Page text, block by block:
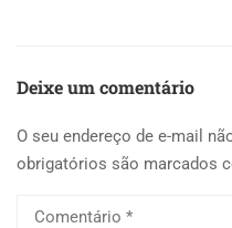
Deixe um comentário
O seu endereço de e-mail
obrigatórios são marcados